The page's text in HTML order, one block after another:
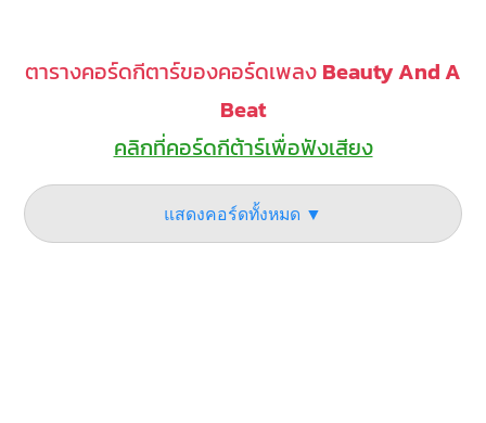
ตารางคอร์ดกีตาร์ของคอร์ดเพลง Beauty And A
Beat
คลิกที่คอร์ดกีต้าร์เพื่อฟังเสียง
แสดงคอร์ดทั้งหมด ▼